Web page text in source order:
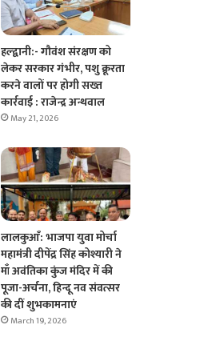
हल्द्वानी:- गौवंश संरक्षण को
लेकर सरकार गंभीर, पशु क्रूरता
करने वालों पर होगी सख्त
कार्रवाई : राजेन्द्र अन्थवाल
May 21, 2026
लालकुआँ: भाजपा युवा मोर्चा
महामंत्री दीपेंद्र सिंह कोश्यारी ने
माँ अवंतिका कुंज मंदिर में की
पूजा-अर्चना, हिन्दू नव संवत्सर
की दीं शुभकामनाएं
March 19, 2026